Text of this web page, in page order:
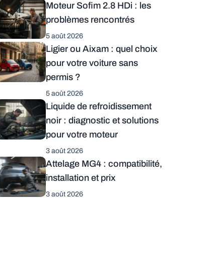
Moteur Sofim 2.8 HDi : les
problèmes rencontrés
5 août 2026
Ligier ou Aixam : quel choix
pour votre voiture sans
permis ?
5 août 2026
Liquide de refroidissement
noir : diagnostic et solutions
pour votre moteur
3 août 2026
Attelage MG4 : compatibilité,
installation et prix
3 août 2026